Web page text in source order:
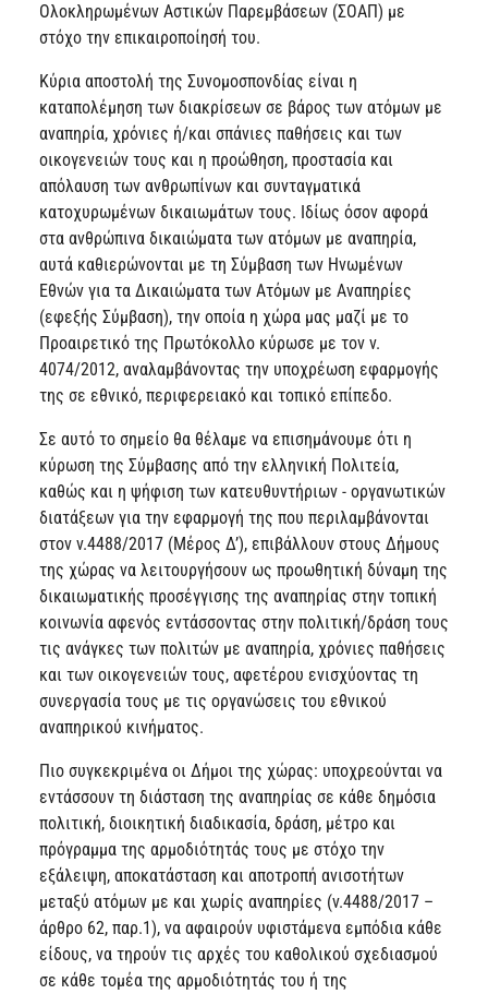
Ολοκληρωμένων Αστικών Παρεμβάσεων (ΣΟΑΠ) με
στόχο την επικαιροποίησή του.
Κύρια αποστολή της Συνομοσπονδίας είναι η
καταπολέμηση των διακρίσεων σε βάρος των ατόμων με
αναπηρία, χρόνιες ή/και σπάνιες παθήσεις και των
οικογενειών τους και η προώθηση, προστασία και
απόλαυση των ανθρωπίνων και συνταγματικά
κατοχυρωμένων δικαιωμάτων τους. Ιδίως όσον αφορά
στα ανθρώπινα δικαιώματα των ατόμων με αναπηρία,
αυτά καθιερώνονται με τη Σύμβαση των Ηνωμένων
Εθνών για τα Δικαιώματα των Ατόμων με Αναπηρίες
(εφεξής Σύμβαση), την οποία η χώρα μας μαζί με το
Προαιρετικό της Πρωτόκολλο κύρωσε με τον ν.
4074/2012, αναλαμβάνοντας την υποχρέωση εφαρμογής
της σε εθνικό, περιφερειακό και τοπικό επίπεδο.
Σε αυτό το σημείο θα θέλαμε να επισημάνουμε ότι η
κύρωση της Σύμβασης από την ελληνική Πολιτεία,
καθώς και η ψήφιση των κατευθυντήριων - οργανωτικών
διατάξεων για την εφαρμογή της που περιλαμβάνονται
στον ν.4488/2017 (Μέρος Δ’), επιβάλλουν στους Δήμους
της χώρας να λειτουργήσουν ως προωθητική δύναμη της
δικαιωματικής προσέγγισης της αναπηρίας στην τοπική
κοινωνία αφενός εντάσσοντας στην πολιτική/δράση τους
τις ανάγκες των πολιτών με αναπηρία, χρόνιες παθήσεις
και των οικογενειών τους, αφετέρου ενισχύοντας τη
συνεργασία τους με τις οργανώσεις του εθνικού
αναπηρικού κινήματος.
Πιο συγκεκριμένα οι Δήμοι της χώρας: υποχρεούνται να
εντάσσουν τη διάσταση της αναπηρίας σε κάθε δημόσια
πολιτική, διοικητική διαδικασία, δράση, μέτρο και
πρόγραμμα της αρμοδιότητάς τους με στόχο την
εξάλειψη, αποκατάσταση και αποτροπή ανισοτήτων
μεταξύ ατόμων με και χωρίς αναπηρίες (ν.4488/2017 –
άρθρο 62, παρ.1), να αφαιρούν υφιστάμενα εμπόδια κάθε
είδους, να τηρούν τις αρχές του καθολικού σχεδιασμού
σε κάθε τομέα της αρμοδιότητάς του ή της